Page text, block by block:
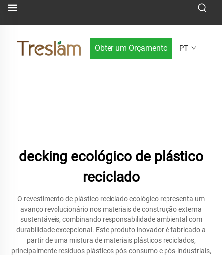
Obter um Orçamento PT
decking ecológico de plástico
reciclado
O revestimento de plástico reciclado ecológico representa um
avanço revolucionário nos materiais de construção externa
sustentáveis, combinando responsabilidade ambiental com
durabilidade excepcional. Este produto inovador é fabricado a
partir de uma mistura de materiais plásticos reciclados,
principalmente resíduos plásticos pós-consumo e pós-industriais,